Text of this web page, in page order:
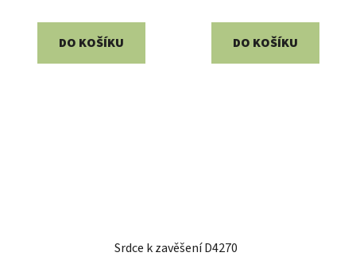
DO KOŠÍKU DO KOŠÍKU
Srdce k zavěšení D4270